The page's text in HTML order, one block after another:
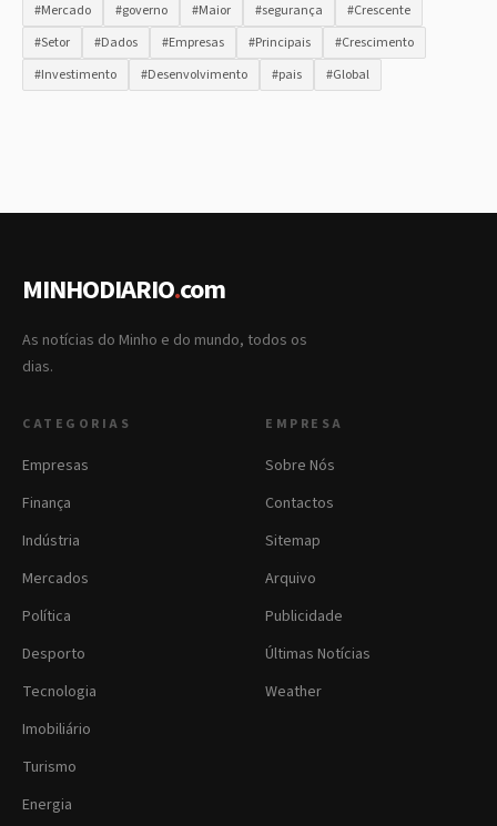
#Mercado
#governo #Maior #segurança
#Crescente
#Setor
#Dados #Empresas #Principais
#Crescimento
#Investimento
#Desenvolvimento #pais #Global
MINHODIARIO.com
As notícias do Minho e do mundo, todos os
dias.
CATEGORIAS
Empresas
Finança
Indústria
Mercados
Política
Desporto
Tecnologia
Imobiliário
Turismo
Energia
EMPRESA
Sobre Nós
Contactos
Sitemap
Arquivo
Publicidade
Últimas Notícias
Weather